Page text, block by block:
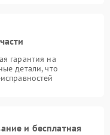
гарантия на
детали, что
и бесплатная